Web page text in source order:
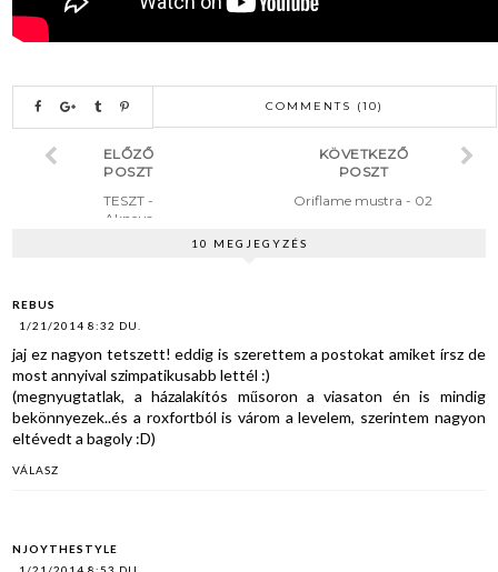
COMMENTS (10)
KÖVETKEZŐ
POSZT
Oriflame mustra - 02
ELŐZŐ
POSZT
TESZT -
Akneus
10 MEGJEGYZÉS
REBUS
1/21/2014 8:32 DU.
jaj ez nagyon tetszett! eddig is szerettem a postokat amiket írsz de
most annyival szimpatikusabb lettél :)
(megnyugtatlak, a házalakítós műsoron a viasaton én is mindig
bekönnyezek..és a roxfortból is várom a levelem, szerintem nagyon
eltévedt a bagoly :D)
VÁLASZ
NJOYTHESTYLE